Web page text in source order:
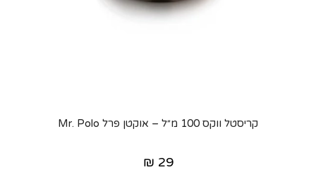
קריסטל ווקס 100 מ״ל – אוקטן פרל Mr. Polo
₪ 29